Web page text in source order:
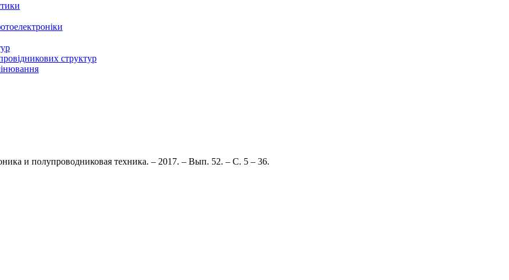
структур
и полупроводниковая техника. – 2017. – Вып. 52. – С. 5 – 36.